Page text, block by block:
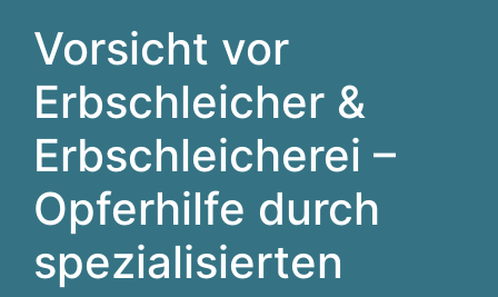
Vorsicht vor
Erbschleicher &
Erbschleicherei –
Opferhilfe durch
spezialisierten